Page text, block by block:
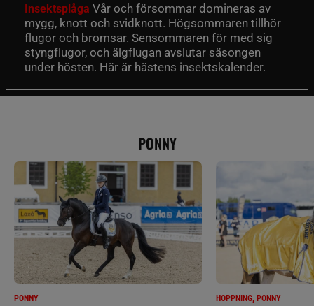
Insektsplåga Vår och försommar domineras av
mygg, knott och svidknott. Högsommaren tillhör
flugor och bromsar. Sensommaren för med sig
styngflugor, och älgflugan avslutar säsongen
under hösten. Här är hästens insektskalender.
PONNY
PONNY HOPPNING, PONNY